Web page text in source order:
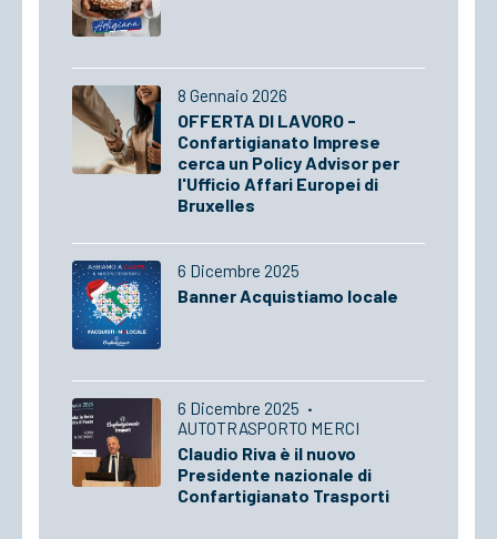
8 Gennaio 2026
OFFERTA DI LAVORO -
Confartigianato Imprese
cerca un Policy Advisor per
l'Ufficio Affari Europei di
Bruxelles
6 Dicembre 2025
Banner Acquistiamo locale
6 Dicembre 2025 ·
AUTOTRASPORTO MERCI
Claudio Riva è il nuovo
Presidente nazionale di
Confartigianato Trasporti